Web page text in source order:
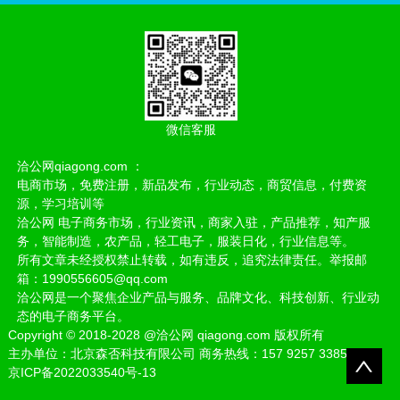
微信客服
洽公网qiagong.com ：
电商市场，免费注册，新品发布，行业动态，商贸信息，付费资
源，学习培训等
洽公网 电子商务市场，行业资讯，商家入驻，产品推荐，知产服
务，智能制造，农产品，轻工电子，服装日化，行业信息等。
所有文章未经授权禁止转载，如有违反，追究法律责任。举报邮
箱：1990556605@qq.com
洽公网是一个聚焦企业产品与服务、品牌文化、科技创新、行业动
态的电子商务平台。
Copyright ©2018-2028 @洽公网 qiagong.com 版权所有
主办单位：北京森否科技有限公司 商务热线：157 9257 3385
京ICP备2022033540号-13